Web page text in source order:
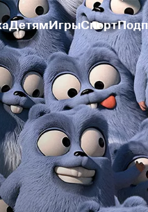
ДетямИгрыСпорт